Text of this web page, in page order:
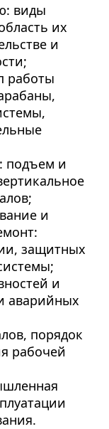
виды
их
и
работы
подъем и
и
защитных
и
аварийных
порядок
рабочей